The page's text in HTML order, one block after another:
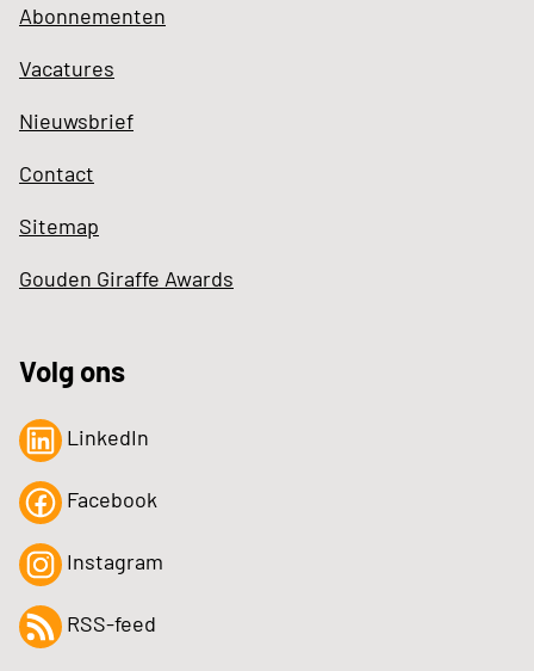
Abonnementen
Vacatures
Nieuwsbrief
Contact
Sitemap
Gouden Giraffe Awards
Volg ons
LinkedIn
Facebook
Instagram
RSS-feed